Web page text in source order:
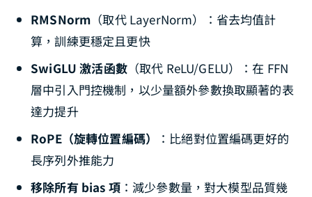
RMSNorm （取代 LayerNorm）：省去均值計
算，訓練更穩定且更快
SwiGLU 激活函數（取代 ReLU/GELU）：在 FFN
層中引入門控機制，以少量額外參數換取顯著的表
達力提升
RoPE（旋轉位置編碼）
：比絕對位置編碼更好的
長序列外推能力
移除所有 bias 項：減少參數量，對大模型品質幾